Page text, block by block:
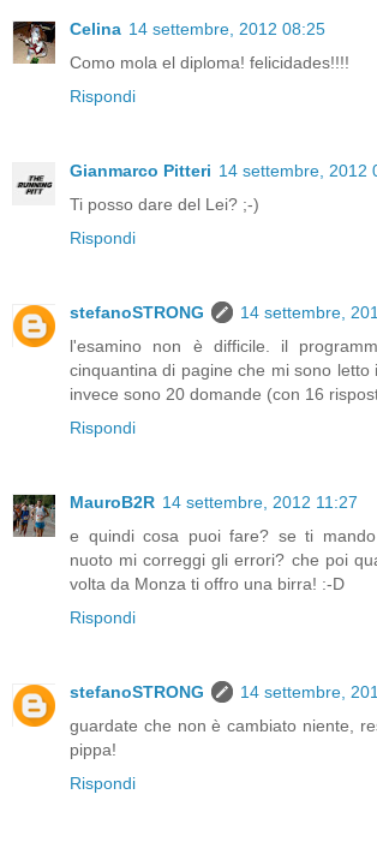
Celina 14 settembre, 2012 08:25
Como mola el diploma! felicidades!!!!
Rispondi
Gianmarco Pitteri 14 settembre, 2012
Ti posso dare del Lei? ;-)
Rispondi
stefanoSTRONG
14 settembre,
l'esamino non è difficile. il
cinquantina di pagine che mi sono letto
invece sono 20 domande (con 16
Rispondi
MauroB2R 14 settembre, 2012 11:27
e quindi cosa puoi fare? se ti
nuoto mi correggi gli errori? che poi
volta da Monza ti offro una birra! :-D
Rispondi
stefanoSTRONG
14 settembre,
guardate che non è cambiato niente,
pippa!
Rispondi